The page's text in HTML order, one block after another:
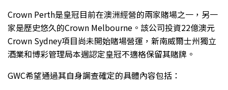
Crown Perth是皇冠目前在澳洲經營的兩家賭場之一，另一
家是歷史悠久的Crown Melbourne。該公司投資22億澳元
Crown Sydney項目尚未開始賭場營運，新南威爾士州獨立
酒業和博彩管理局本週認定皇冠不適格保留其賭牌。
GWC希望通過其自身調查確定的具體內容包括：